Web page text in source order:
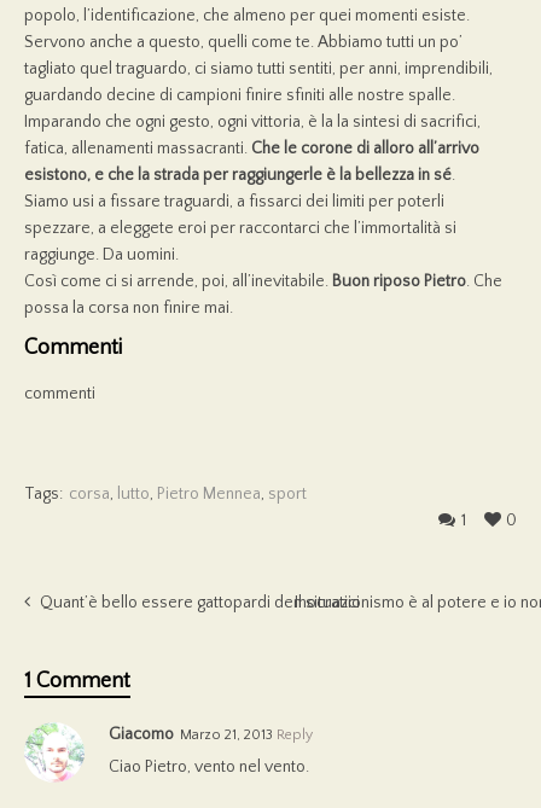
popolo, l’identificazione, che almeno per quei momenti esiste.
Servono anche a questo, quelli come te. Abbiamo tutti un po’
tagliato quel traguardo, ci siamo tutti sentiti, per anni, imprendibili,
guardando decine di campioni finire sfiniti alle nostre spalle.
Imparando che ogni gesto, ogni vittoria, è la la sintesi di sacrifici,
fatica, allenamenti massacranti. Che le corone di alloro all’arrivo
esistono, e che la strada per raggiungerle è la bellezza in sé.
Siamo usi a fissare traguardi, a fissarci dei limiti per poterli
spezzare, a eleggete eroi per raccontarci che l’immortalità si
raggiunge. Da uomini.
Così come ci si arrende, poi, all’inevitabile. Buon riposo Pietro. Che
possa la corsa non finire mai.
Commenti
commenti
Tags: corsa, lutto, Pietro Mennea, sport
0
1
Quant’è bello essere gattopardi democraticiIl situazionismo è al potere e io
1 Comment
Giacomo Marzo 21, 2013 Reply
Ciao Pietro, vento nel vento.